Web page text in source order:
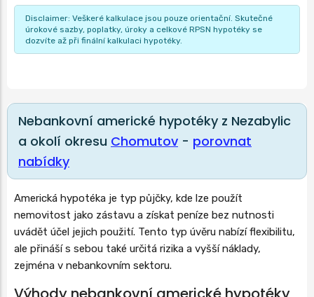
Disclaimer: Veškeré kalkulace jsou pouze orientační. Skutečné
úrokové sazby, poplatky, úroky a celkové RPSN hypotéky se
dozvíte až při finální kalkulaci hypotéky.
Nebankovní americké hypotéky z Nezabylic
a okolí okresu Chomutov - porovnat
nabídky
Americká hypotéka je typ půjčky, kde lze použít
nemovitost jako zástavu a získat peníze bez nutnosti
uvádět účel jejich použití. Tento typ úvěru nabízí flexibilitu,
ale přináší s sebou také určitá rizika a vyšší náklady,
zejména v nebankovním sektoru.